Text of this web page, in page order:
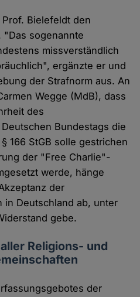
Bielefeldt den
"Das sogenannte
missverständlich
ergänzte er und
der Strafnorm aus. An
Wegge (MdB), dass
des
Bundestags die
166 StGB solle gestrichen
der "Free Charlie"-
werde, hänge
der
in Deutschland ab, unter
gebe.
Religions- und
der